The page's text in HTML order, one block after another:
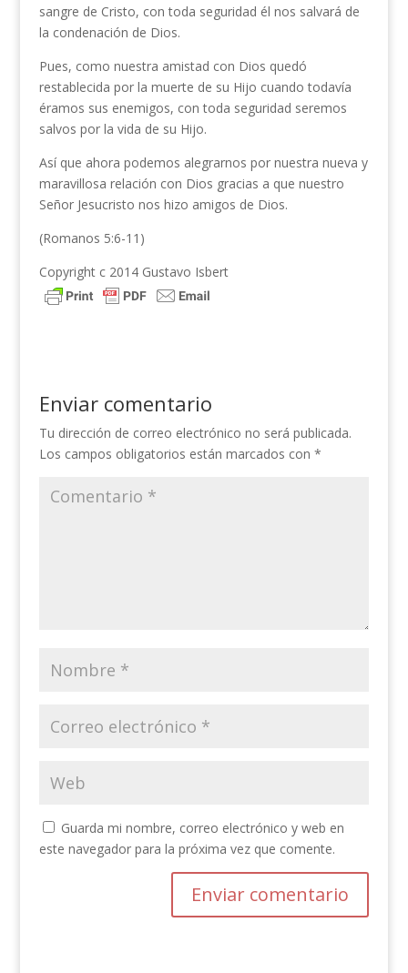
sangre de Cristo, con toda seguridad él nos salvará de
la condenación de Dios.
Pues, como nuestra amistad con Dios quedó
restablecida por la muerte de su Hijo cuando todavía
éramos sus enemigos, con toda seguridad seremos
salvos por la vida de su Hijo.
Así que ahora podemos alegrarnos por nuestra nueva y
maravillosa relación con Dios gracias a que nuestro
Señor Jesucristo nos hizo amigos de Dios.
(Romanos 5:6-11)
Copyright c 2014 Gustavo Isbert
Enviar comentario
Tu dirección de correo electrónico no será publicada.
Los campos obligatorios están marcados con *
Guarda mi nombre, correo electrónico y web en
este navegador para la próxima vez que comente.